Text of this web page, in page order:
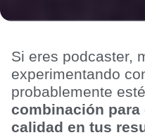
Si eres podcaster,
experimentando
probablemente
combinación
calidad en tus